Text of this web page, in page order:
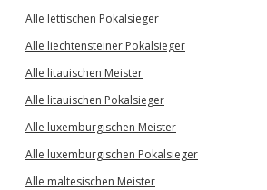
Alle lettischen Pokalsieger
Alle liechtensteiner Pokalsieger
Alle litauischen Meister
Alle litauischen Pokalsieger
Alle luxemburgischen Meister
Alle luxemburgischen Pokalsieger
Alle maltesischen Meister